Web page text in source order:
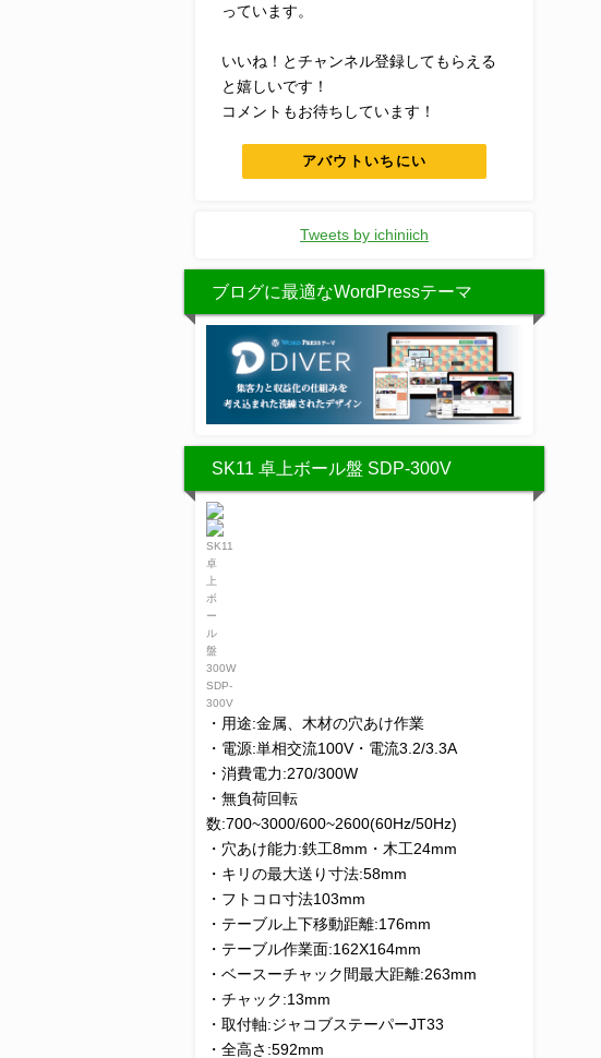
っています。
いいね！とチャンネル登録してもらえる
と嬉しいです！
コメントもお待ちしています！
アバウトいちにい
Tweets by ichiniich
ブログに最適なWordPressテーマ
SK11 卓上ボール盤 SDP-300V
・用途:金属、木材の穴あけ作業
・電源:単相交流100V・電流3.2/3.3A
・消費電力:270/300W
・無負荷回転
数:700~3000/600~2600(60Hz/50Hz)
・穴あけ能力:鉄工8mm・木工24mm
・キリの最大送り寸法:58mm
・フトコロ寸法103mm
・テーブル上下移動距離:176mm
・テーブル作業面:162X164mm
・ベースーチャック間最大距離:263mm
・チャック:13mm
・取付軸:ジャコブステーパーJT33
・全高さ:592mm